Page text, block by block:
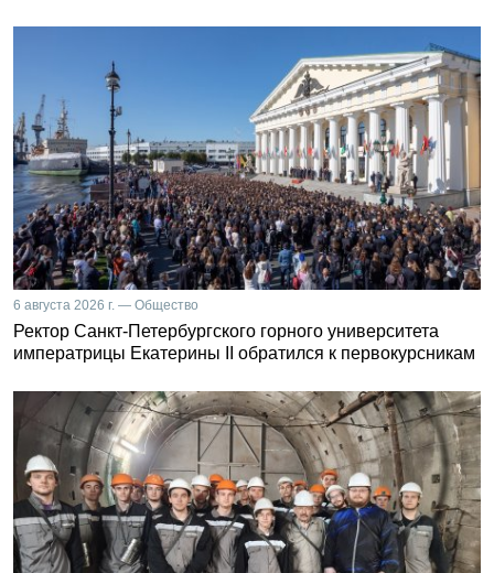
6 августа 2026 г. — Общество
Ректор Санкт-Петербургского горного университета
императрицы Екатерины II обратился к первокурсникам